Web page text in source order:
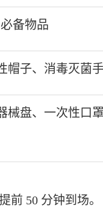
必备物品
帽子、消毒灭菌
盘、一次性口
前 50 分钟到场。